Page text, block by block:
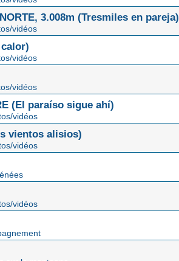
3.008m (Tresmiles en pareja)
vidéos
vidéos
vidéos
(El paraíso sigue ahí)
vidéos
vientos alisios)
vidéos
vidéos